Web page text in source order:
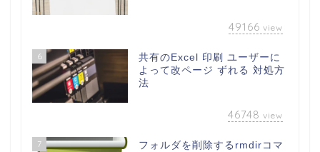
49166 view
6
共有のExcel 印刷 ユーザーに
よって改ページ ずれる 対処方
法
46748 view
7
フォルダを削除するrmdirコマ